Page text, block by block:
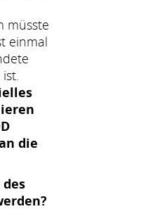
müsste
einmal
die